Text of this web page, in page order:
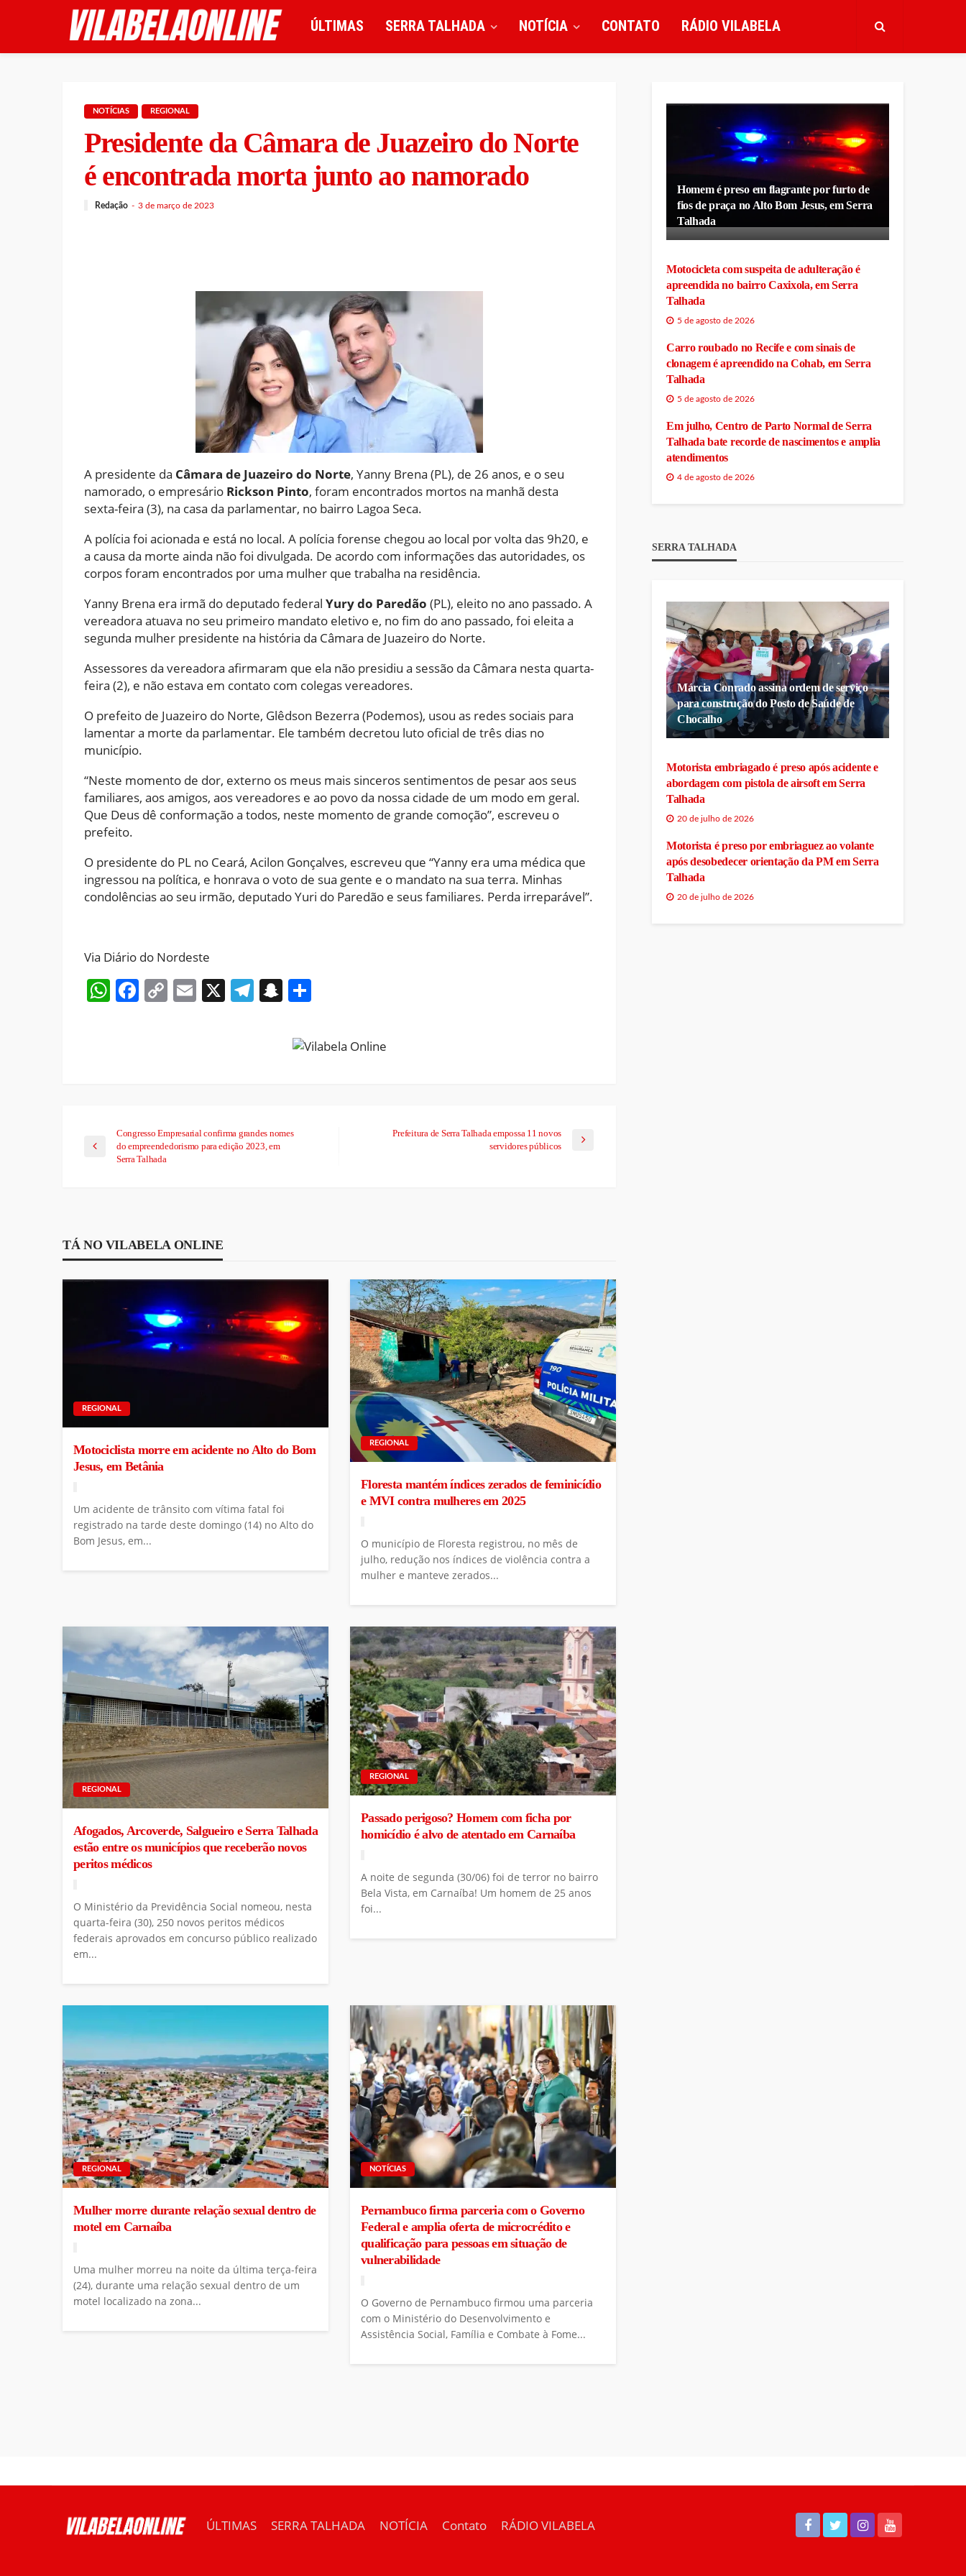
ÚLTIMAS SERRA TALHADA NOTÍCIA CONTATO RÁDIO VILABELA
NOTÍCIAS REGIONAL
Presidente da Câmara de Juazeiro do Norte
é encontrada morta junto ao namorado
Redação 3 de março de 2023
A presidente da Câmara de Juazeiro do Norte, Yanny Brena (PL), de 26 anos, e o seu
namorado, o empresário Rickson Pinto, foram encontrados mortos na manhã desta
sexta-feira (3), na casa da parlamentar, no bairro Lagoa Seca.
A polícia foi acionada e está no local. A polícia forense chegou ao local por volta das 9h20, e
a causa da morte ainda não foi divulgada. De acordo com informações das autoridades, os
corpos foram encontrados por uma mulher que trabalha na residência.
Yanny Brena era irmã do deputado federal Yury do Paredão (PL), eleito no ano passado. A
vereadora atuava no seu primeiro mandato eletivo e, no fim do ano passado, foi eleita a
segunda mulher presidente na história da Câmara de Juazeiro do Norte.
Assessores da vereadora afirmaram que ela não presidiu a sessão da Câmara nesta quarta-
feira (2), e não estava em contato com colegas vereadores.
O prefeito de Juazeiro do Norte, Glêdson Bezerra (Podemos), usou as redes sociais para
lamentar a morte da parlamentar. Ele também decretou luto oficial de três dias no
município.
“Neste momento de dor, externo os meus mais sinceros sentimentos de pesar aos seus
familiares, aos amigos, aos vereadores e ao povo da nossa cidade de um modo em geral.
Que Deus dê conformação a todos, neste momento de grande comoção”, escreveu o
prefeito.
O presidente do PL no Ceará, Acilon Gonçalves, escreveu que “Yanny era uma médica que
ingressou na política, e honrava o voto de sua gente e o mandato na sua terra. Minhas
condolências ao seu irmão, deputado Yuri do Paredão e seus familiares. Perda irreparável”.
Via Diário do Nordeste
WhatsApp
Facebook
CopyEmail
X Telegram
Snapchat
Congresso Empresarial confirma grandes nomes
do empreendedorismo para edição 2023, em
Serra Talhada
Prefeitura de Serra Talhada empossa 11 novos
servidores públicos
TÁ NO VILABELA ONLINE
REGIONAL
Motociclista morre em acidente no Alto do Bom
Jesus, em Betânia
Um acidente de trânsito com vítima fatal foi
registrado na tarde deste domingo (14) no Alto do
Bom Jesus, em...
REGIONAL
Floresta mantém índices zerados de feminicídio
e MVI contra mulheres em 2025
O município de Floresta registrou, no mês de
julho, redução nos índices de violência contra a
mulher e manteve zerados...
REGIONAL
Afogados, Arcoverde, Salgueiro e Serra Talhada
estão entre os municípios que receberão novos
peritos médicos
O Ministério da Previdência Social nomeou, nesta
quarta-feira (30), 250 novos peritos médicos
federais aprovados em concurso público realizado
em...
REGIONAL
Passado perigoso? Homem com ficha por
homicídio é alvo de atentado em Carnaíba
A noite de segunda (30/06) foi de terror no bairro
Bela Vista, em Carnaíba! Um homem de 25 anos
foi...
REGIONAL
Mulher morre durante relação sexual dentro de
motel em Carnaíba
Uma mulher morreu na noite da última terça-feira
(24), durante uma relação sexual dentro de um
motel localizado na zona...
NOTÍCIAS
Pernambuco firma parceria com o Governo
Federal e amplia oferta de microcrédito e
qualificação para pessoas em situação de
vulnerabilidade
O Governo de Pernambuco firmou uma parceria
com o Ministério do Desenvolvimento e
Assistência Social, Família e Combate à Fome...
Homem é preso em flagrante por furto de
fios de praça no Alto Bom Jesus, em Serra
Talhada
Motocicleta com suspeita de adulteração é
apreendida no bairro Caxixola, em Serra
Talhada
5 de agosto de 2026
Carro roubado no Recife e com sinais de
clonagem é apreendido na Cohab, em Serra
Talhada
5 de agosto de 2026
Em julho, Centro de Parto Normal de Serra
Talhada bate recorde de nascimentos e amplia
atendimentos
4 de agosto de 2026
SERRA TALHADA
Márcia Conrado assina ordem de serviço
para construção do Posto de Saúde de
Chocalho
Motorista embriagado é preso após acidente e
abordagem com pistola de airsoft em Serra
Talhada
20 de julho de 2026
Motorista é preso por embriaguez ao volante
após desobedecer orientação da PM em Serra
Talhada
20 de julho de 2026
ÚLTIMAS SERRA TALHADA NOTÍCIA Contato RÁDIO VILABELA